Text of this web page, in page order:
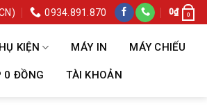
0934.891.870 0₫ 0
KIỆN MÁY IN MÁY CHIẾU
0 ĐỒNG TÀI KHOẢN